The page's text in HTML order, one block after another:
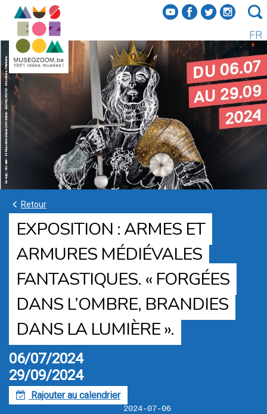
f a b e
FR
k Retour
EXPOSITION : ARMES ET
ARMURES MÉDIÉVALES
FANTASTIQUES. « FORGÉES
DANS L’OMBRE, BRANDIES
DANS LA LUMIÈRE ».
06/07/2024
29/09/2024
F Rajouter au calendrier
2024-07-06